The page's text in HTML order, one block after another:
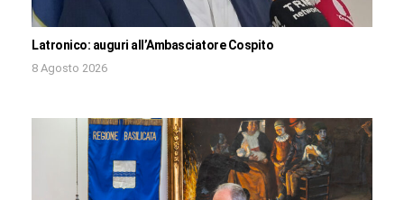
Latronico: auguri all’Ambasciatore Cospito
8 Agosto 2026